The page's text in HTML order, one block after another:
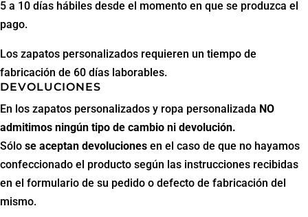
Olé
5 a 10 días hábiles desde el momento en que se produzca el
pago.
Los zapatos personalizados requieren un tiempo de
fabricación de 60 días laborables.
DEVOLUCIONES
En los zapatos personalizados y ropa personalizada NO
admitimos ningún tipo de cambio ni devolución.
Sólo se aceptan devoluciones en el caso de que no hayamos
confeccionado el producto según las instrucciones recibidas
en el formulario de su pedido o defecto de fabricación del
mismo.